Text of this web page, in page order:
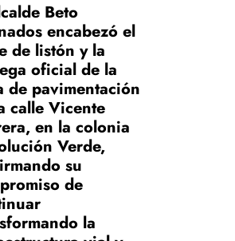
Beto
encabezó el
de listón y la
oficial de la
de pavimentación
calle Vicente
en la colonia
Verde,
su
de
la